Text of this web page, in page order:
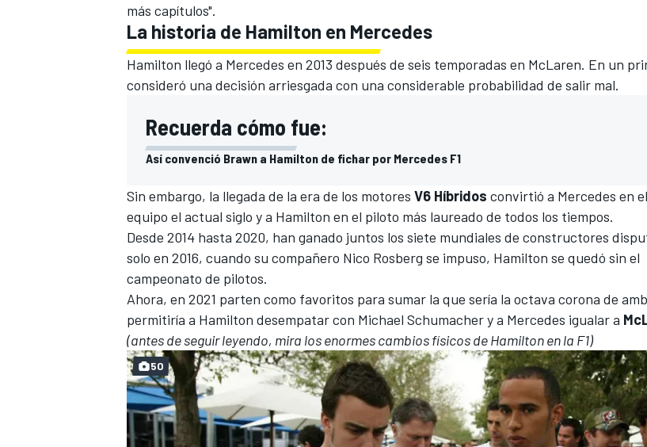
más capítulos".
La historia de Hamilton en Mercedes
Hamilton llegó a Mercedes en 2013 después de seis temporadas en McLaren. En un
consideró una decisión arriesgada con una considerable probabilidad de salir mal.
Recuerda cómo fue:
Así convenció Brawn a Hamilton de fichar por Mercedes F1
Sin embargo, la llegada de la era de los motores V6 Híbridos convirtió a Mercedes en
equipo el actual siglo y a Hamilton en el piloto más laureado de todos los tiempos.
Desde 2014 hasta 2020, han ganado juntos los siete mundiales de constructores
solo en 2016, cuando su compañero Nico Rosberg se impuso, Hamilton se quedó sin el
campeonato de pilotos.
Ahora, en 2021 parten como favoritos para sumar la que sería la octava corona de
permitiría a Hamilton desempatar con Michael Schumachery a Mercedes igualar a
(antes de seguir leyendo, mira los enormes cambios físicos de Hamilton en la F1)
50